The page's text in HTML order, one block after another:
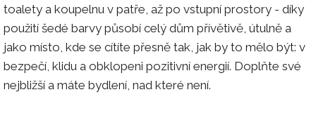
toalety a koupelnu v patře, až po vstupní prostory - díky
použití šedé barvy působí celý dům přívětivě, útulně a
jako místo, kde se cítíte přesně tak, jak by to mělo být: v
bezpečí, klidu a obklopeni pozitivní energií. Doplňte své
nejbližší a máte bydlení, nad které není.